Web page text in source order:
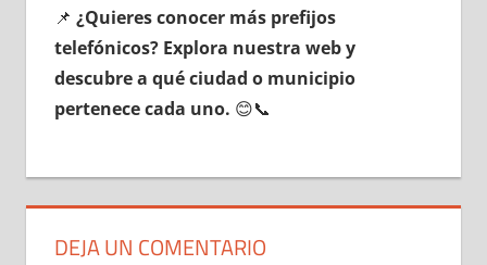
📌 ¿Quieres conocer mа́s prefijos
telefónicos? Explora nuestra web у
descubre а qué ciudad ο municipio
pertenece cada uno. 😊📞
DEJA UN COMENTARIO